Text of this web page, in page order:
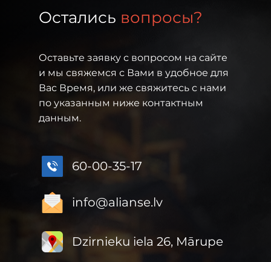
Остались вопросы?
Оставьте заявку с вопросом на сайте
и мы свяжемся с Вами в удобное для
Вас Время, или же свяжитесь с нами
по указанным ниже контактным
данным.
info@alianse.lv
Dzirnieku iela 26, Mārupe
60-00-35-17